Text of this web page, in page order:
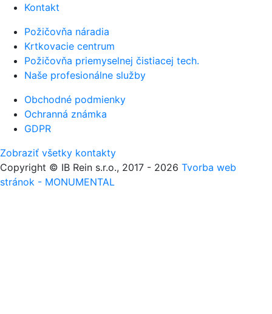
Kontakt
Požičovňa náradia
Krtkovacie centrum
Požičovňa priemyselnej čistiacej tech.
Naše profesionálne služby
Obchodné podmienky
Ochranná známka
GDPR
Zobraziť všetky kontakty
Copyright © IB Rein s.r.o., 2017 - 2026 Tvorba web
stránok - MONUMENTAL